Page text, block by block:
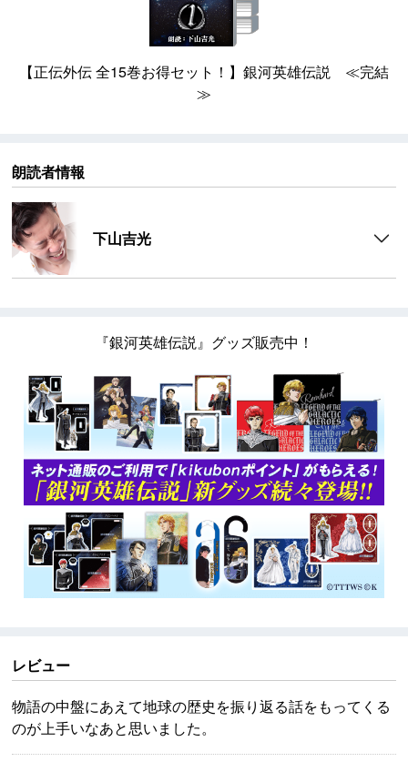
【正伝外伝 全15巻お得セット！】銀河英雄伝説 ≪完結
≫
朗読者情報
下山吉光
『銀河英雄伝説』グッズ販売中！
レビュー
物語の中盤にあえて地球の歴史を振り返る話をもってくる
のが上手いなあと思いました。